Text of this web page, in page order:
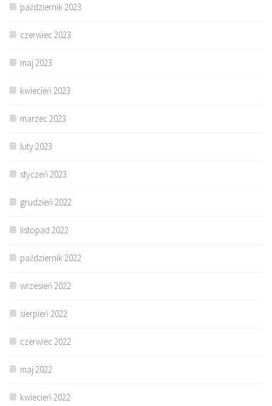
październik 2023
czerwiec 2023
maj 2023
kwiecień 2023
marzec 2023
luty 2023
styczeń 2023
grudzień 2022
listopad 2022
październik 2022
wrzesień 2022
sierpień 2022
czerwiec 2022
maj 2022
kwiecień 2022